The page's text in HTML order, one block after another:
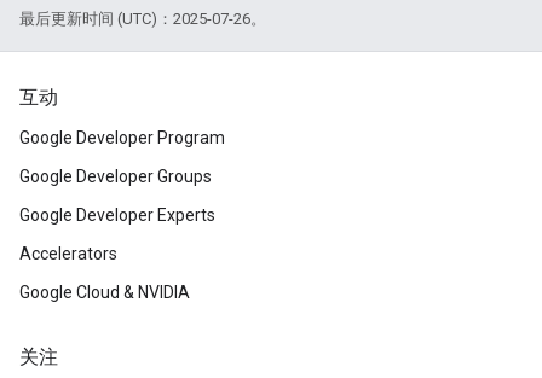
最后更新时间 (UTC)：2025-07-26。
互动
Google Developer Program
Google Developer Groups
Google Developer Experts
Accelerators
Google Cloud & NVIDIA
关注